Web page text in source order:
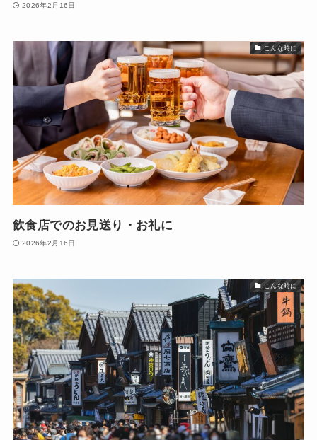
2026年2月16日
こんな時に
飲食店でのお見送り・お礼に
2026年2月16日
こんな時に